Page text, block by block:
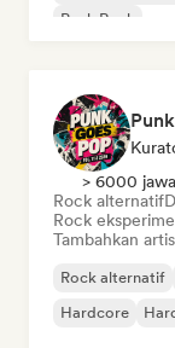
Punk Rock
> 6000
Rock alternatif
Rock
Tambahkan
Rock alternatif
Hardcore